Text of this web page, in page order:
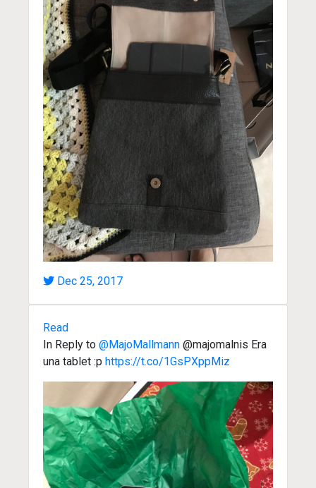
Dec 25, 2017
Read
In Reply to @MajoMallmann @majomalnis Era
una tablet :p https://t.co/1GsPXppMiz